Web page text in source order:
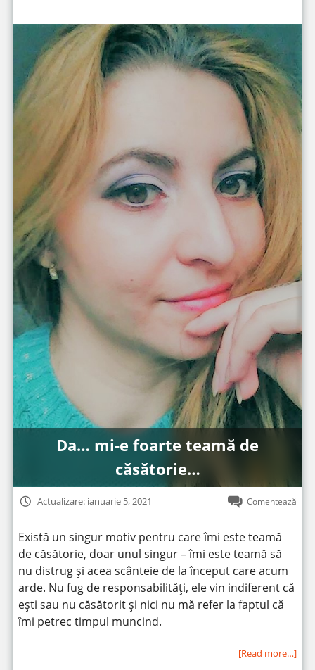
Da… mi-e foarte teamă de
căsătorie…
Actualizare: ianuarie 5, 2021 Comentează
Există un singur motiv pentru care îmi este teamă
de căsătorie, doar unul singur – îmi este teamă să
nu distrug și acea scânteie de la început care acum
arde. Nu fug de responsabilități, ele vin indiferent că
ești sau nu căsătorit și nici nu mă refer la faptul că
îmi petrec timpul muncind.
[Read more…]